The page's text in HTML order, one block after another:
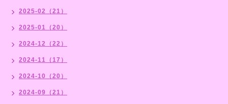
2025-02（21）
2025-01（20）
2024-12（22）
2024-11（17）
2024-10（20）
2024-09（21）